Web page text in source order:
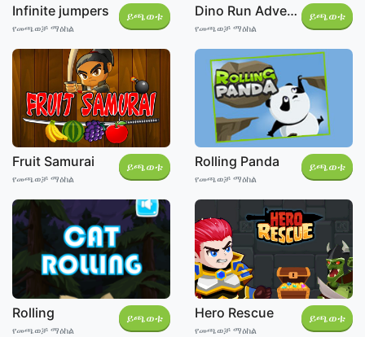
Infinite jumpers
የመጫወቻ ማዕከል
ይጫወቱ Dino Run Adventure
የመጫወቻ ማዕከል
ይጫወቱ
Fruit Samurai
የመጫወቻ ማዕከል
ይጫወቱ Rolling Panda
የመጫወቻ ማዕከል
ይጫወቱ
Rolling
የመጫወቻ ማዕከል
ይጫወቱ Hero Rescue
የመጫወቻ ማዕከል
ይጫወቱ